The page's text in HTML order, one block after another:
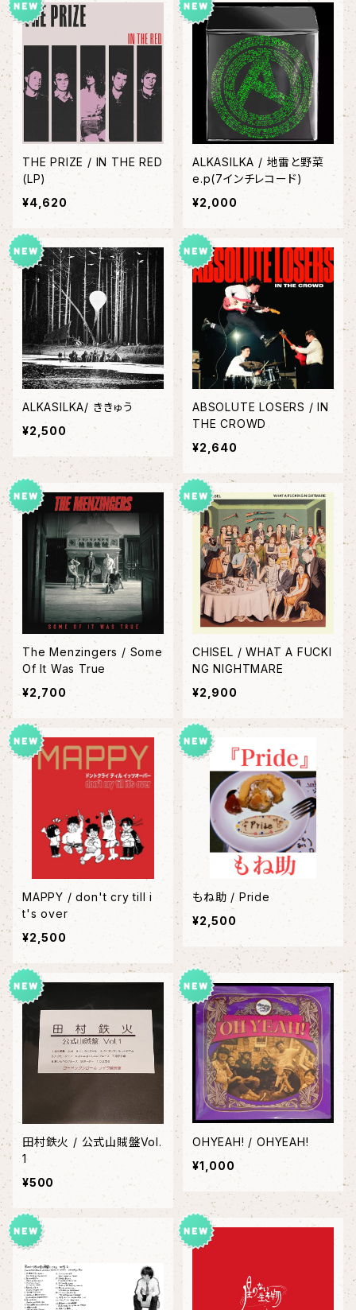
THE PRIZE / IN THE RED
(LP)
¥4,620
ALKASILKA / 地雷と野菜
e.p(7インチレコード)
¥2,000
ALKASILKA/ ききゅう
¥2,500
ABSOLUTE LOSERS / IN
THE CROWD
¥2,640
The Menzingers / Some
Of It Was True
¥2,700
CHISEL / WHAT A FUCKI
NG NIGHTMARE
¥2,900
MAPPY / don't cry till i
t's over
¥2,500
もね助 / Pride
¥2,500
田村鉄火 / 公式山賊盤Vol.
1
¥500
OHYEAH! / OHYEAH!
¥1,000